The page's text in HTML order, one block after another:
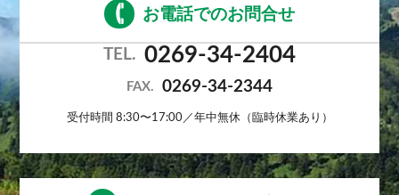
お電話でのお問合せ
TEL. 0269-34-2404
FAX. 0269-34-2344
受付時間 8:30〜17:00／年中無休（臨時休業あり）